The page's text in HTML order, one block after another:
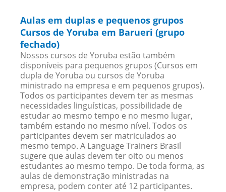
Aulas em duplas e pequenos grupos
Cursos de Yoruba em Barueri (grupo
fechado)
Nossos cursos de Yoruba estão também
disponíveis para pequenos grupos (Cursos em
dupla de Yoruba ou cursos de Yoruba
ministrado na empresa e em pequenos grupos).
Todos os participantes devem ter as mesmas
necessidades linguísticas, possibilidade de
estudar ao mesmo tempo e no mesmo lugar,
também estando no mesmo nível. Todos os
participantes devem ser matriculados ao
mesmo tempo. A Language Trainers Brasil
sugere que aulas devem ter oito ou menos
estudantes ao mesmo tempo. De toda forma, as
aulas de demonstração ministradas na
empresa, podem conter até 12 participantes.